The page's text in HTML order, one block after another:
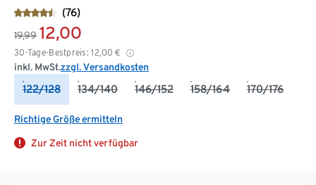
(76)
19,99 12,00
30-Tage-Bestpreis: 12,00 €
inkl. MwSt.zzgl. Versandkosten
122/128 134/140 146/152 158/164 170/176
Richtige Größe ermitteln
Zur Zeit nicht verfügbar